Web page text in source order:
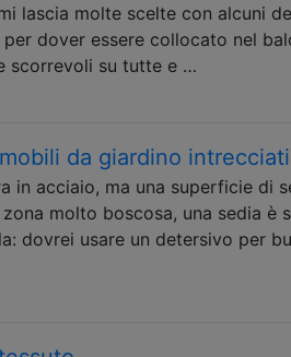
lascia molte scelte con alcuni
dover essere collocato nel
scorrevoli su tutte e …
da giardino
in acciaio, ma una superficie di
molto boscosa, una sedia è
dovrei usare un detersivo per